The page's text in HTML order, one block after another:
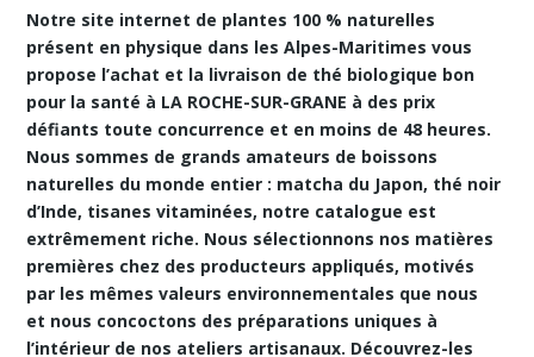
Notre site internet de plantes 100 % naturelles
présent en physique dans les Alpes-Maritimes vous
propose l’achat et la livraison de thé biologique bon
pour la santé à LA ROCHE-SUR-GRANE à des prix
défiants toute concurrence et en moins de 48 heures.
Nous sommes de grands amateurs de boissons
naturelles du monde entier : matcha du Japon, thé noir
d’Inde, tisanes vitaminées, notre catalogue est
extrêmement riche. Nous sélectionnons nos matières
premières chez des producteurs appliqués, motivés
par les mêmes valeurs environnementales que nous
et nous concoctons des préparations uniques à
l’intérieur de nos ateliers artisanaux. Découvrez-les